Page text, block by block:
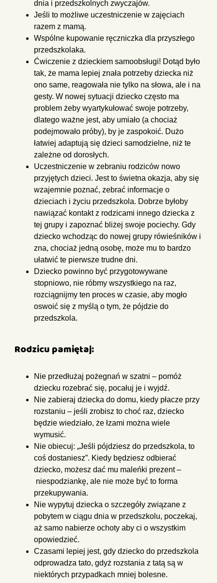
dnia i przedszkolnych zwyczajów.
Jeśli to możliwe uczestniczenie w zajęciach
razem z mamą.
Wspólne kupowanie ręczniczka dla przyszłego
przedszkolaka.
Ćwiczenie z dzieckiem samoobsługi! Dotąd było
tak, że mama lepiej znała potrzeby dziecka niż
ono same, reagowała nie tylko na słowa, ale i na
gesty. W nowej sytuacji dziecko często ma
problem żeby wyartykułować swoje potrzeby,
dlatego ważne jest, aby umiało (a chociaż
podejmowało próby), by je zaspokoić. Dużo
łatwiej adaptują się dzieci samodzielne, niż te
zależne od dorosłych.
Uczestniczenie w zebraniu rodziców nowo
przyjętych dzieci. Jest to świetna okazja, aby się
wzajemnie poznać, zebrać informacje o
dzieciach i życiu przedszkola. Dobrze byłoby
nawiązać kontakt z rodzicami innego dziecka z
tej grupy i zapoznać bliżej swoje pociechy. Gdy
dziecko wchodząc do nowej grupy rówieśników i
zna, chociaż jedną osobę, może mu to bardzo
ułatwić te pierwsze trudne dni.
Dziecko powinno być przygotowywane
stopniowo, nie róbmy wszystkiego na raz,
rozciągnijmy ten proces w czasie, aby mogło
oswoić się z myślą o tym, że pójdzie do
przedszkola.
Rodzicu pamiętaj:
Nie przedłużaj pożegnań w szatni – pomóż
dziecku rozebrać się, pocałuj je i wyjdź.
Nie zabieraj dziecka do domu, kiedy płacze przy
rozstaniu – jeśli zrobisz to choć raz, dziecko
będzie wiedziało, że łzami można wiele
wymusić.
Nie obiecuj: „Jeśli pójdziesz do przedszkola, to
coś dostaniesz”. Kiedy będziesz odbierać
dziecko, możesz dać mu maleńki prezent –
niespodziankę, ale nie może być to forma
przekupywania.
Nie wypytuj dziecka o szczegóły związane z
pobytem w ciągu dnia w przedszkolu, poczekaj,
aż samo nabierze ochoty aby ci o wszystkim
opowiedzieć.
Czasami lepiej jest, gdy dziecko do przedszkola
odprowadza tato, gdyż rozstania z tatą są w
niektórych przypadkach mniej bolesne.